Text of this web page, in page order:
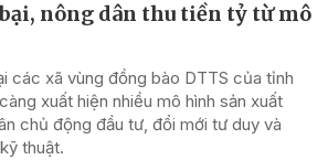
nông dân thu tiền tỷ từ mô
các xã vùng đồng bào DTTS của tỉnh
xuất hiện nhiều mô hình sản xuất
chủ động đầu tư, đổi mới tư duy và
thuật.